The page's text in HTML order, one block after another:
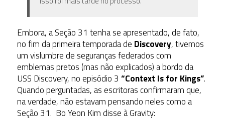
Embora, a Seção 31 tenha se apresentado, de fato,
no fim da primeira temporada de Discovery, tivemos
um vislumbre de seguranças federados com
emblemas pretos (mas não explicados) a bordo da
USS Discovery, no episódio 3 “Context Is for Kings”.
Quando perguntadas, as escritoras confirmaram que,
na verdade, não estavam pensando neles como a
Seção 31. Bo Yeon Kim disse à Gravity: